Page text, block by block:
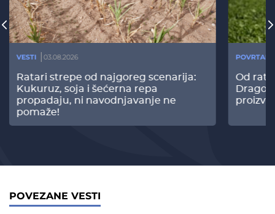
VESTI 03.08.2026
Ratari strepe od najgoreg scenarija:
Kukuruz, soja i šećerna repa
propadaju, ni navodnjavanje ne
pomaže!
Od
POVEZANE VESTI